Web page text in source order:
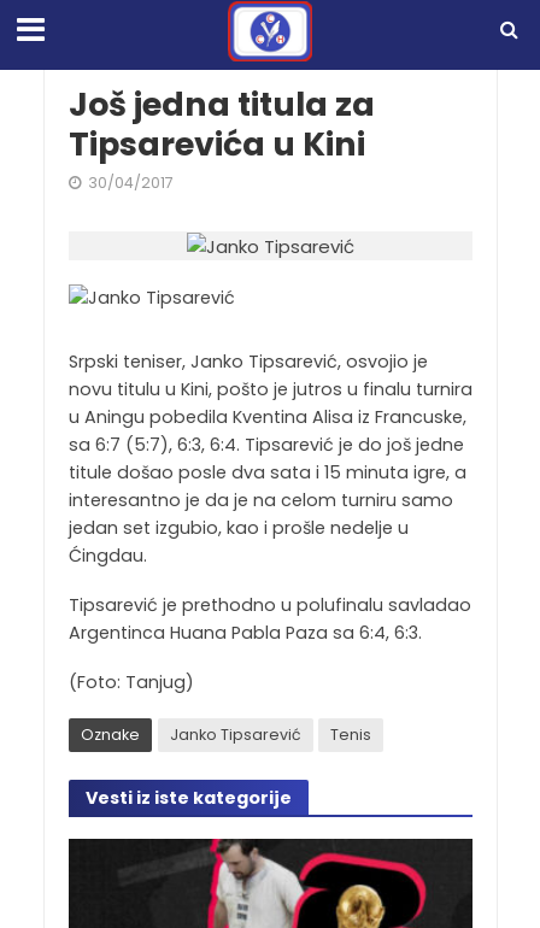
Još jedna titula za
Tipsarevića u Kini
30/04/2017
Srpski teniser, Janko Tipsarević, osvojio je
novu titulu u Kini, pošto je jutros u finalu turnira
u Aningu pobedila Kventina Alisa iz Francuske,
sa 6:7 (5:7), 6:3, 6:4. Tipsarević je do još jedne
titule došao posle dva sata i 15 minuta igre, a
interesantno je da je na celom turniru samo
jedan set izgubio, kao i prošle nedelje u
Ćingdau.
Tipsarević je prethodno u polufinalu savladao
Argentinca Huana Pabla Paza sa 6:4, 6:3.
(Foto: Tanjug)
Oznake Janko Tipsarević Tenis
Vesti iz iste kategorije